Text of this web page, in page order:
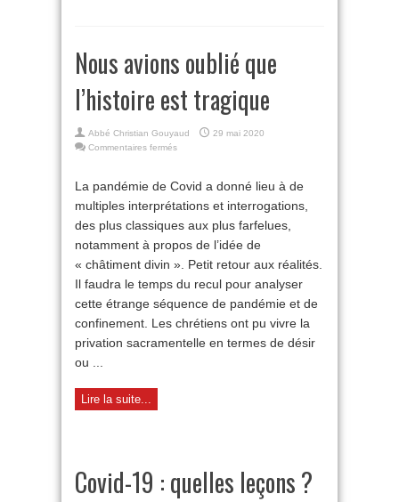
Nous avions oublié que
l’histoire est tragique
Abbé Christian Gouyaud
29 mai 2020
Commentaires fermés
oublié
que
est
tragique
La pandémie de Covid a donné lieu à de
multiples interprétations et interrogations,
des plus classiques aux plus farfelues,
notamment à propos de l’idée de
« châtiment divin ». Petit retour aux réalités.
Il faudra le temps du recul pour analyser
cette étrange séquence de pandémie et de
confinement. Les chrétiens ont pu vivre la
privation sacramentelle en termes de désir
ou ...
Lire la suite...
Covid-19 : quelles leçons ?